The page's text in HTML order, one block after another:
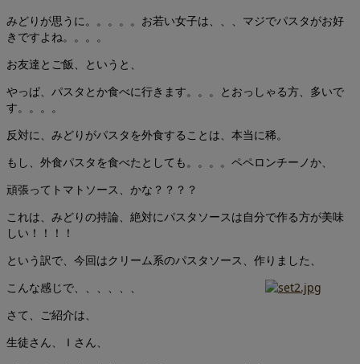
みどりが思うに。。。。。お若い女子は、、、マジでパスタがお好
きですよね。。。。
お友達とご飯、というと、
やっぱ、パスタとか食べに行きます。。。とおっしゃる方、多いで
す。。。。
反対に、みどりがパスタを外食することは、本当に稀。
もし、外食パスタを食べたとしても。。。。ペペロンチーノか、
頑張ってトマトソース、かな？？？？
これは、みどりの持論、絶対にパスタソースは自分で作る方が美味
しい！！！！
という訳で、今回はクリーム系のパスタソース、作りました、
こんな感じで、、、、、、
さて、ご紹介は、
生徒さん、Ｉさん、